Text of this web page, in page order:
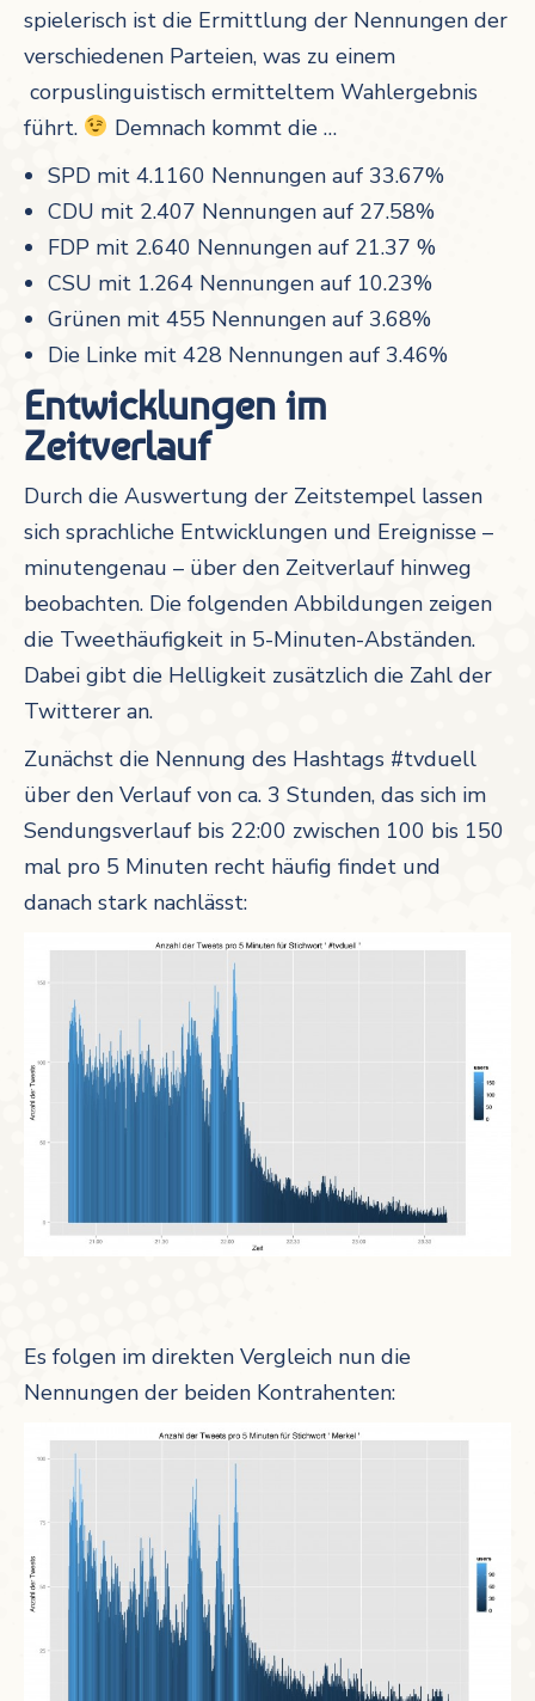
spielerisch ist die Ermittlung der Nennungen der
verschiedenen Parteien, was zu einem
corpuslinguistisch ermitteltem Wahlergebnis
führt.
Demnach kommt die …
SPD mit 4.1160 Nennungen auf 33.67%
CDU mit 2.407 Nennungen auf 27.58%
FDP mit 2.640 Nennungen auf 21.37 %
CSU mit 1.264 Nennungen auf 10.23%
Grünen mit 455 Nennungen auf 3.68%
Die Linke mit 428 Nennungen auf 3.46%
Entwicklungen im
Zeitverlauf
Durch die Auswertung der Zeitstempel lassen
sich sprachliche Entwicklungen und Ereignisse –
minutengenau – über den Zeitverlauf hinweg
beobachten. Die folgenden Abbildungen zeigen
die Tweethäufigkeit in 5-Minuten-Abständen.
Dabei gibt die Helligkeit zusätzlich die Zahl der
Twitterer an.
Zunächst die Nennung des Hashtags #tvduell
über den Verlauf von ca. 3 Stunden, das sich im
Sendungsverlauf bis 22:00 zwischen 100 bis 150
mal pro 5 Minuten recht häufig findet und
danach stark nachlässt:
Es folgen im direkten Vergleich nun die
Nennungen der beiden Kontrahenten: